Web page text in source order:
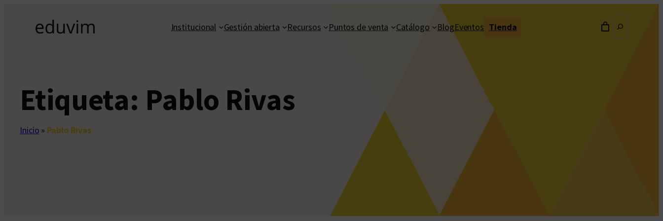
contenido
Institucional Gestión abierta Recursos Puntos de venta Catálogo BlogEventos Tienda
Etiqueta: Pablo Rivas
Inicio » Pablo Rivas